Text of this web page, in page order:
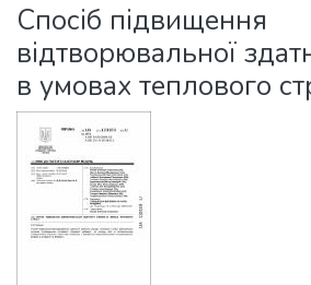
Statistics
Спосіб підвищення
відтворювальної
в умовах теплового